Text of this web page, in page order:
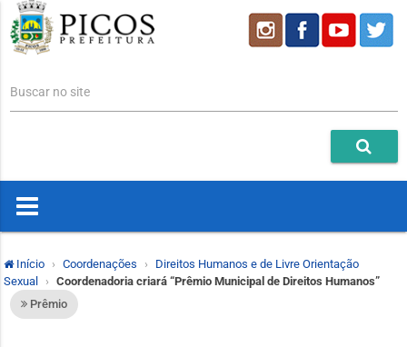
Buscar no site
Início Coordenações
Direitos Humanos e de Livre Orientação
Sexual
Coordenadoria criará “Prêmio Municipal de Direitos Humanos”
Prêmio